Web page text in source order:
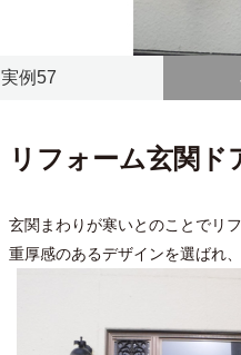
実例57
リフォーム玄関ド
玄関まわりが寒いとのことでリ
重厚感のあるデザインを選ばれ